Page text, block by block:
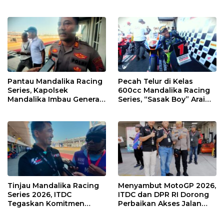
Pantau Mandalika Racing
Series, Kapolsek
Mandalika Imbau Generasi
Pecah Telur di Kelas
600cc Mandalika Racing
Series, “Sasak Boy” Arai
Tinjau Mandalika Racing
Series 2026, ITDC
Tegaskan Komitmen
Menyambut MotoGP 2026,
ITDC dan DPR RI Dorong
Perbaikan Akses Jalan